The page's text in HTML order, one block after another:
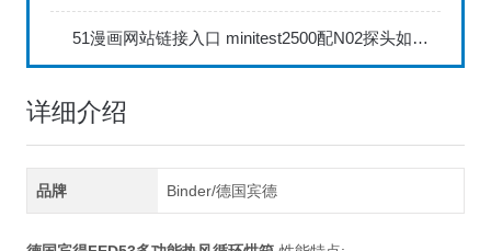
51漫画网站链接入口 minitest2500配N02探头如何两点校准？
详细介绍
品牌 Binder/德国宾德